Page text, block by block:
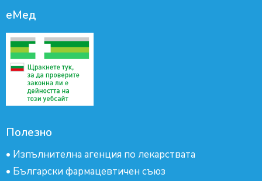
еМед
Полезно
• Изпълнителна агенция по лекарствата
• Български фармацевтичен съюз